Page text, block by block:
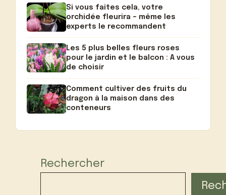
Si vous faites cela, votre
orchidée fleurira – même les
experts le recommandent
Les 5 plus belles fleurs roses
pour le jardin et le balcon : A vous
de choisir
Comment cultiver des fruits du
dragon à la maison dans des
conteneurs
Rechercher